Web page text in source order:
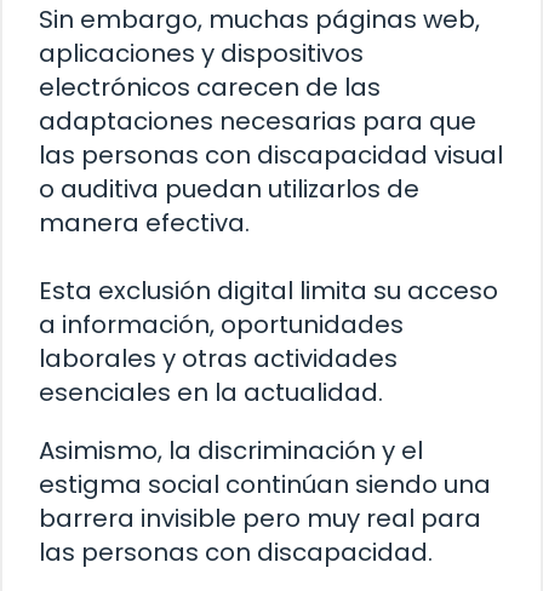
Sin embargo, muchas páginas web,
aplicaciones y dispositivos
electrónicos carecen de las
adaptaciones necesarias para que
las personas con discapacidad visual
o auditiva puedan utilizarlos de
manera efectiva.
Esta exclusión digital limita su acceso
a información, oportunidades
laborales y otras actividades
esenciales en la actualidad.
Asimismo, la discriminación y el
estigma social continúan siendo una
barrera invisible pero muy real para
las personas con discapacidad.